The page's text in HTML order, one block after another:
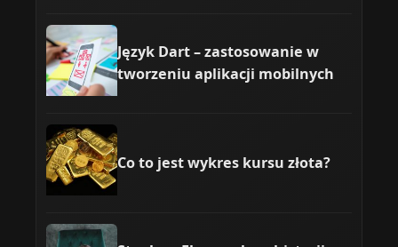
Język Dart – zastosowanie w
tworzeniu aplikacji mobilnych
Co to jest wykres kursu złota?